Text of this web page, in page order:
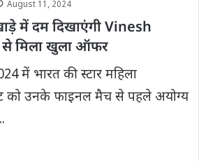
August 11, 2024
में दम दिखाएंगी Vinesh
से मिला खुला ऑफर
में भारत की स्टार महिला
को उनके फाइनल मैच से पहले अयोग्य